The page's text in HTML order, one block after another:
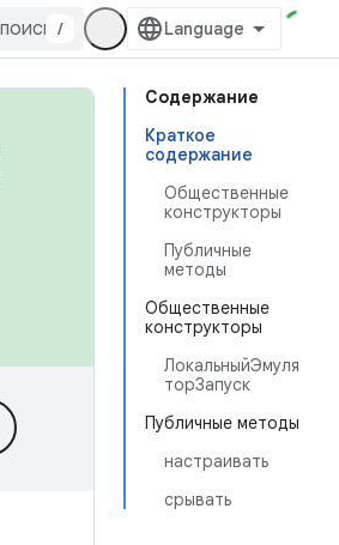
/
Содержание
Краткое
содержание
Общественные
конструкторы
Публичные
методы
Общественные
конструкторы
ЛокальныйЭмуля
торЗапуск
Публичные методы
настраивать
срывать